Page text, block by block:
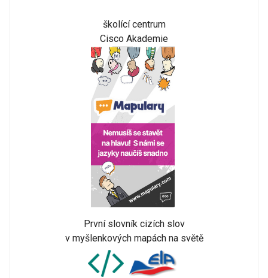
školící centrum
Cisco Akademie
První slovník cizích slov
v myšlenkových mapách na světě